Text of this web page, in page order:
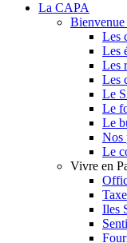
La CAPA
Bienvenue
Les
Les
Les
Les
Le
Le
Le
Nos
Le
Vivre en
Iles